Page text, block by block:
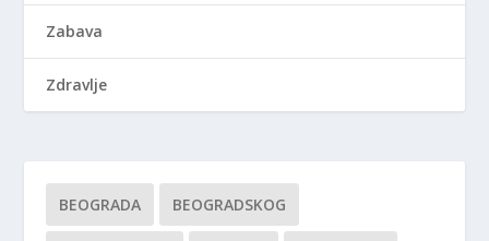
Zabava
Zdravlje
BEOGRADA BEOGRADSKOG